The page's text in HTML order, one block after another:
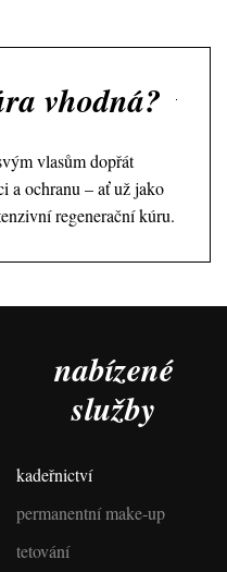
vhodná?
vlasům dopřát
a ochranu – ať už jako
regenerační kúru.
nabízené
služby
kadeřnictví
permanentní make-up
tetování